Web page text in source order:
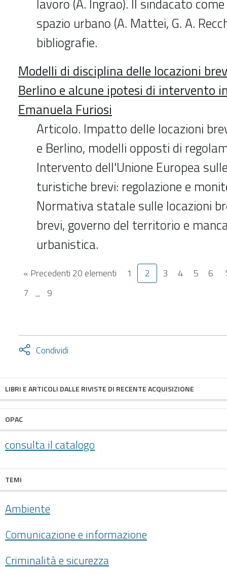
spazio urbano (A. Mattei, G. A.
bibliografie.
Modelli di disciplina delle locazioni
Berlino e alcune ipotesi di intervento
Emanuela Furiosi
Articolo. Impatto delle locazioni
e Berlino, modelli opposti di
Intervento dell'Unione Europea
turistiche brevi: regolazione e
Normativa statale sulle locazioni
brevi, governo del territorio e
urbanistica.
« Precedenti 20 elementi 1 2 3 4 5
6
7 ... 9
Condividi
Attiva
LIBRI E ARTICOLI DALLE RIVISTE DI RECENTE ACQUISIZIONE
OPAC
consulta il catalogo
TEMI
Ambiente
Comunicazione e informazione
Criminalità e sicurezza